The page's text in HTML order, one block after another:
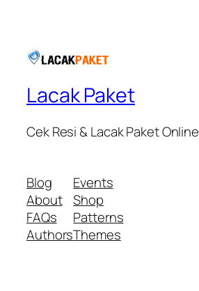
Lacak Paket
Cek Resi & Lacak Paket Online
Blog
About
FAQs
Authors
Events
Shop
Patterns
Themes